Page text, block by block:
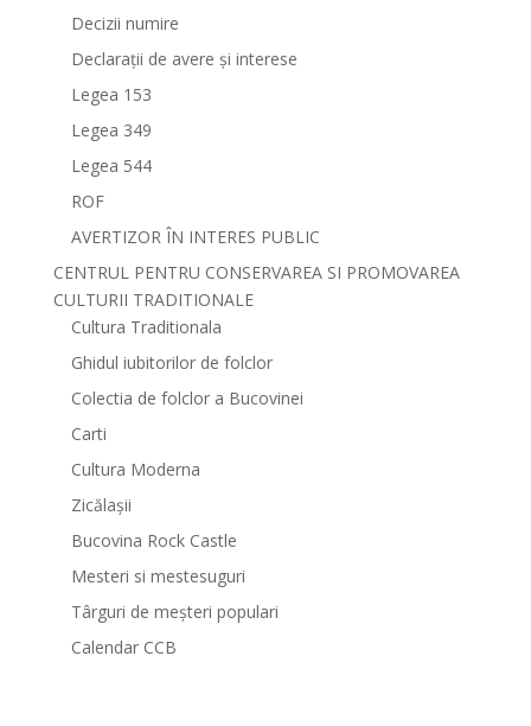
Decizii numire
Declarații de avere și interese
Legea 153
Legea 349
Legea 544
ROF
AVERTIZOR ÎN INTERES PUBLIC
CENTRUL PENTRU CONSERVAREA SI PROMOVAREA
CULTURII TRADITIONALE
Cultura Traditionala
Ghidul iubitorilor de folclor
Colectia de folclor a Bucovinei
Carti
Cultura Moderna
Zicălașii
Bucovina Rock Castle
Mesteri si mestesuguri
Târguri de meșteri populari
Calendar CCB